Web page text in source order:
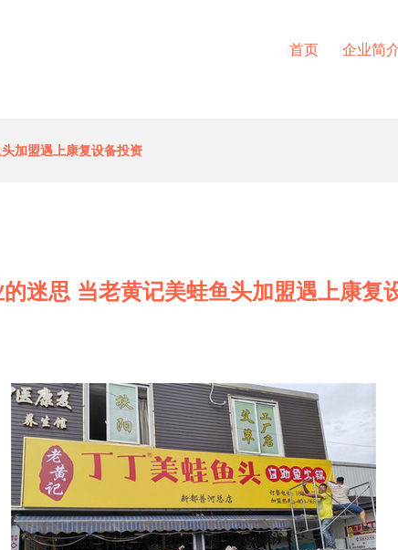
首页 企业简
加盟遇上康复设备投资
迷思 当老黄记美蛙鱼头加盟遇上康复